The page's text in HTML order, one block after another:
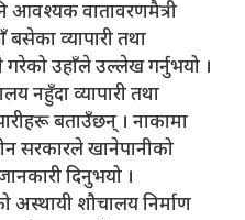
आवश्यक वातावरणमैत्री
बसेका व्यापारी तथा
गरेको उहाँले उल्लेख गर्नुभयो ।
नहुँदा व्यापारी तथा
बताउँछन् । नाकामा
सरकारले खानेपानीको
दिनुभयो ।
अस्थायी शौचालय निर्माण